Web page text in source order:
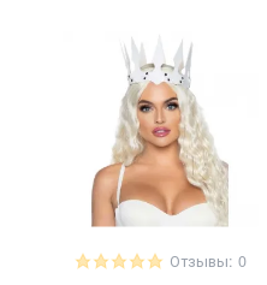
Отзывы: 0